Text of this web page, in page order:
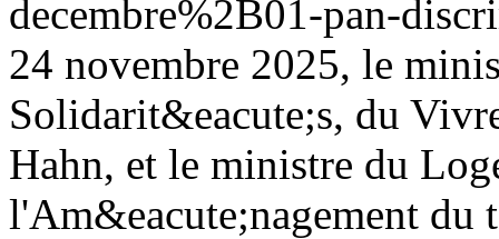
decembre%2B01-pan-
24 novembre 2025, le
Solidarit&eacute;s, du
Hahn, et le ministre du
l'Am&eacute;nagement du